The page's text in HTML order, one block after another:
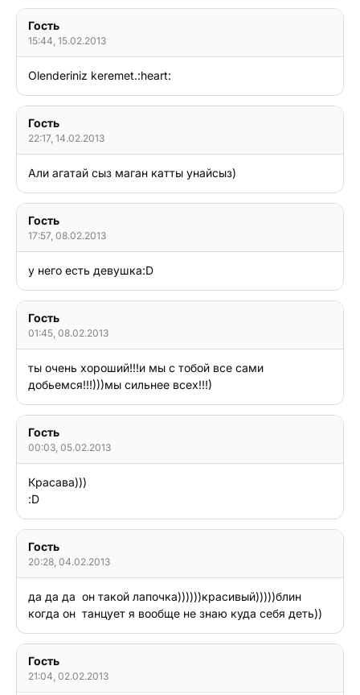
Гость
15:44, 15.02.2013
Гость
22:17, 14.02.2013
Али агатай сыз маган катты унайсыз)
Гость
17:57, 08.02.2013
у него есть девушка:D
Гость
01:45, 08.02.2013
ты очень хороший!!!и мы с тобой все сами
Гость
00:03, 05.02.2013
Красава)))
:D
Гость
20:28, 04.02.2013
да да да  он такой лапочка))))))красивый)))))блин
когда он  танцует я вообще не знаю куда себя деть))
Гость
21:04, 02.02.2013